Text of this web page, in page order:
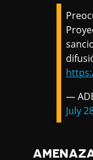
—
July